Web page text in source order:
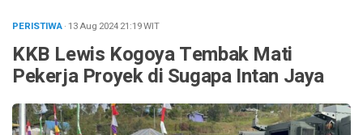
PERISTIWA· 13 Aug 202421:19WIT
KKB Lewis Kogoya Tembak Mati
Pekerja Proyek di Sugapa Intan Jaya